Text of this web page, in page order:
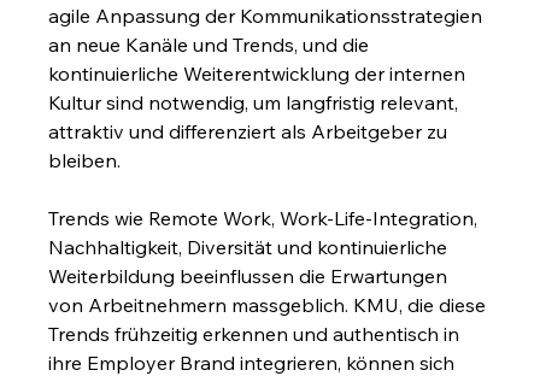
agile Anpassung der Kommunikationsstrategien
an neue Kanäle und Trends, und die
kontinuierliche Weiterentwicklung der internen
Kultur sind notwendig, um langfristig relevant,
attraktiv und differenziert als Arbeitgeber zu
bleiben.
Trends wie Remote Work, Work-Life-Integration,
Nachhaltigkeit, Diversität und kontinuierliche
Weiterbildung beeinflussen die Erwartungen
von Arbeitnehmern massgeblich. KMU, die diese
Trends frühzeitig erkennen und authentisch in
ihre Employer Brand integrieren, können sich